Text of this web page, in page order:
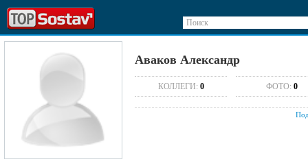
Поиск
Аваков Александр
КОЛЛЕГИ: 0 ФОТО: 0